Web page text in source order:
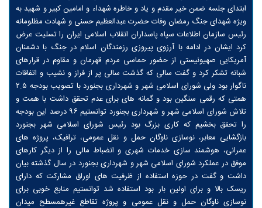
ابتدای جلسه ضمن خیر مقدم و یاد و خاطره شهداء و امامین کبیر و شهید به
ویژه شهدای جنگ رمضان وفات حضرت عبدالعظیم حسنی و شهادت مظلومانه
رئیس سازمان اطلاعات سپاه پاسداران انقلاب اسلامی ایران را تسلیت عرض
کرد ایشان در ادامه با آرزوی پیروزی رزمندگان اسلام در جنگ با دشمنان
آمریکایی صهیونیستی از حضور حماسی مردم قهرمان و مقاوم در قرارهای
شبانه تشکر کرد و گفت سالی که گذشت سالی پر از فراز و نشیب و اتفاقات
ناگوار بود ولی شورای اسلامی شهر و شهرداری بجنورد با تصویب بودجه ۲.۵
همتی که رقمی سنگین بود و گمانه های برای عدم تحقق داشت با همت و
تلاش شورای اسلامی شهر و شهرداری بجنورد توانستیم ۹۶ درصد این بودجه
را تحقق بخشیم که کاری بزرگ بود رئیس‌ شورای اسلامی شهر بجنورد
بازگشایی معابر، نوسازی ناوگان حمل و نقل عمومی، ترافیک، پروژه های
عمرانی، هوشمند سازی خدمات شهری و انضباط مالی را از دیگر کارهای
موفق در عملکرد شورای اسلامی شهر و شهرداری بجنورد در سال گذشته بیان
داشت و گفت در حوزه استفاده از ظرفیت های اوراق مشارکت که دارای
ریسک بالا و برای اولین بار بود استفاده شد توانستیم منابع خوبی برای
نوسازی ناوگان حمل و نقل عمومی و پروژه تقاطع غیرهمسطح میدان